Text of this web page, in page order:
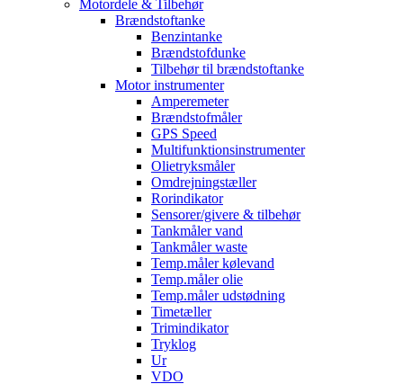
Motordele & Tilbehør
Brændstoftanke
Benzintanke
Brændstofdunke
Tilbehør til brændstoftanke
Motor instrumenter
Amperemeter
Brændstofmåler
GPS Speed
Multifunktionsinstrumenter
Olietryksmåler
Omdrejningstæller
Rorindikator
Sensorer/givere & tilbehør
Tankmåler vand
Tankmåler waste
Temp.måler kølevand
Temp.måler olie
Temp.måler udstødning
Timetæller
Trimindikator
Tryklog
Ur
VDO